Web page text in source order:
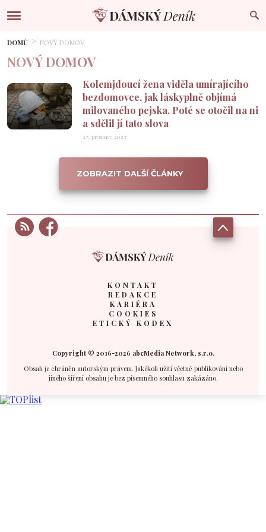
DOMŮ NOVÝ DOMOV
NOVÝ DOMOV
Kolemjdoucí žena viděla umírajícího
bezdomovce, jak láskyplně objímá
milovaného pejska. Poté se otočil na ni
a sdělil jí tato slova
27. prosince 2023
ZOBRAZIT DALŠÍ ČLÁNKY
KONTAKT
REDAKCE
KARIÉRA
COOKIES
ETICKÝ KODEX
Copyright © 2016-2026 abcMedia Network, s.r.o.
Obsah je chráněn autorským právem. Jakékoli užití včetně publikování nebo
jiného šíření obsahu je bez písemného souhlasu zakázáno.